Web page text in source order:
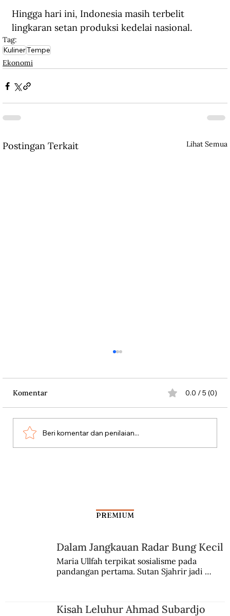
Hingga hari ini, Indonesia masih terbelit
lingkaran setan produksi kedelai nasional.
Tag:
KulinerTempe
Ekonomi
Postingan Terkait Lihat Semua
Kasus Penipuan Raja Komputer
Komentar 0.0 / 5 (0)
Beri komentar dan penilaian...
PREMIUM
Dalam Jangkauan Radar Bung Kecil
Maria Ullfah terpikat sosialisme pada
pandangan pertama. Sutan Sjahrir jadi
Kisah Leluhur Ahmad Subardjo